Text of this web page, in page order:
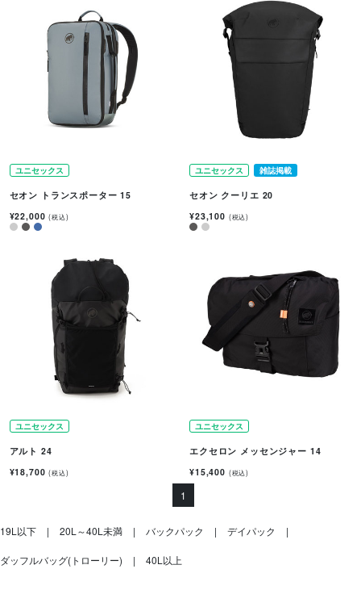
ユニセックス
セオン トランスポーター 15
¥22,000(税込)
ユニセックス 雑誌掲載
セオン クーリエ 20
¥23,100 (税込)
ユニセックス
アルト 24
¥18,700(税込)
ユニセックス
エクセロン メッセンジャー 14
¥15,400 (税込)
1
19L以下 20L～40L未満 バックパック デイパック
ダッフルバッグ(トローリー) 40L以上